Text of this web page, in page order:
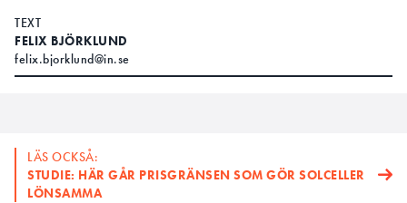
TEXT
FELIX BJÖRKLUND
felix.bjorklund@in.se
LÄS OCKSÅ:
STUDIE: HÄR GÅR PRISGRÄNSEN SOM GÖR SOLCELLER
LÖNSAMMA